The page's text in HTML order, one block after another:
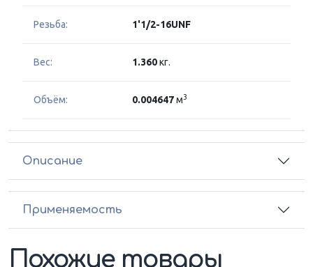
Резьба: 1'1/2-16UNF
Вес: 1.360кг.
Объём: 0.004647м3
Описание
Применяемость
Похожие товары